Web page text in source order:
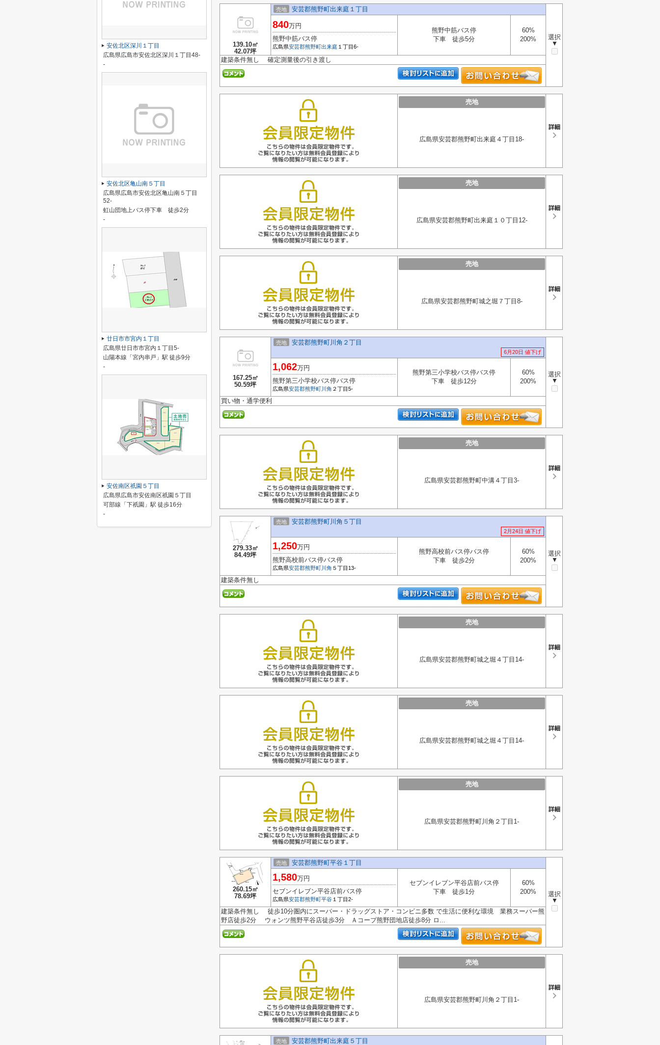
139.10㎡
42.07坪
売地 安芸郡熊野町出来庭１丁目
選択
▼
840万円
熊野中筋バス停
広島県安芸郡熊野町出来庭 １丁目6-
熊野中筋バス停
下車 徒歩5分
60%
200%
建築条件無し 確定測量後の引き渡し
売地
広島県安芸郡熊野町出来庭４丁目18-
売地
広島県安芸郡熊野町出来庭１０丁目12-
売地
広島県安芸郡熊野町城之堀７丁目8-
167.25㎡
50.59坪
売地 安芸郡熊野町川角２丁目
6月20日 値下げ
選択
▼
1,062万円
熊野第三小学校バス停バス停
広島県安芸郡熊野町川角 ２丁目5-
熊野第三小学校バス停バス停
下車 徒歩12分
60%
200%
買い物・通学便利
売地
広島県安芸郡熊野町中溝４丁目3-
279.33㎡
84.49坪
売地 安芸郡熊野町川角５丁目
2月24日 値下げ
選択
▼
1,250万円
熊野高校前バス停バス停
広島県安芸郡熊野町川角 ５丁目13-
熊野高校前バス停バス停
下車 徒歩2分
60%
200%
建築条件無し
売地
広島県安芸郡熊野町城之堀４丁目14-
売地
広島県安芸郡熊野町城之堀４丁目14-
売地
広島県安芸郡熊野町川角２丁目1-
260.15㎡
78.69坪
売地 安芸郡熊野町平谷１丁目
選択
▼
1,580万円
セブンイレブン平谷店前バス停
広島県安芸郡熊野町平谷 １丁目2-
セブンイレブン平谷店前バス停
下車 徒歩1分
60%
200%
建築条件無し 徒歩10分圏内にスーパー・ドラッグストア・コンビニ多数 で生活に便利な環境 業務スーパー熊
野店徒歩2分 ウォンツ熊野平谷店徒歩3分 Ａコープ熊野団地店徒歩8分 ロ...
売地
広島県安芸郡熊野町川角２丁目1-
売地 安芸郡熊野町出来庭５丁目
安佐北区深川１丁目
広島県広島市安佐北区深川１丁目48-
-
安佐北区亀山南５丁目
広島県広島市安佐北区亀山南５丁目
52-
虹山団地上バス停下車 徒歩2分
-
廿日市市宮内１丁目
広島県廿日市市宮内１丁目5-
山陽本線「宮内串戸」駅 徒歩9分
-
安佐南区祇園５丁目
広島県広島市安佐南区祇園５丁目
可部線「下祇園」駅 徒歩16分
-